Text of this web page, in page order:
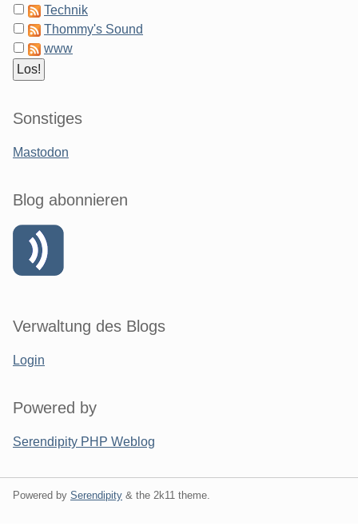
Technik
Thommy's Sound
www
Sonstiges
Mastodon
Blog abonnieren
Verwaltung des Blogs
Login
Powered by
Serendipity PHP Weblog
Powered by Serendipity & the 2k11 theme.